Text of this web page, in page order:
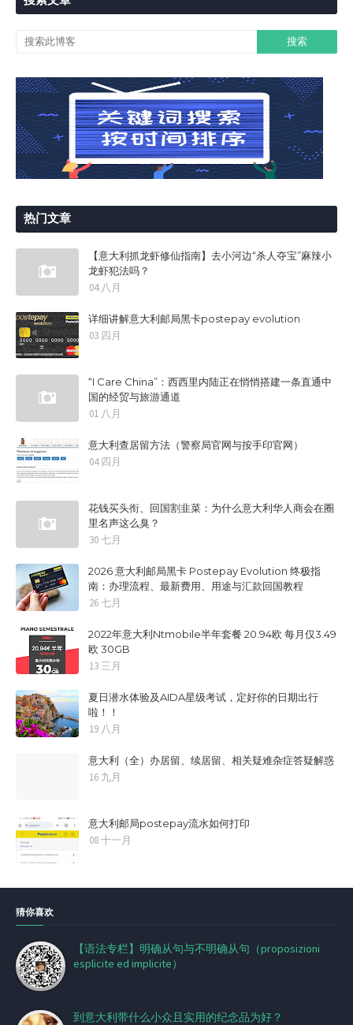
热门文章
【意大利抓龙虾修仙指南】去小河边“杀人夺宝”麻辣小
龙虾犯法吗？
04 八月
详细讲解意大利邮局黑卡postepay evolution
03 四月
“I Care China”：西西里内陆正在悄悄搭建一条直通中
国的经贸与旅游通道
01 八月
意大利查居留方法（警察局官网与按手印官网）
04 四月
花钱买头衔、回国割韭菜：为什么意大利华人商会在圈
里名声这么臭？
30 七月
2026 意大利邮局黑卡 Postepay Evolution 终极指
南：办理流程、最新费用、用途与汇款回国教程
26 七月
2022年意大利Ntmobile半年套餐 20.94欧 每月仅3.49
欧 30GB
13 三月
夏日潜水体验及AIDA星级考试，定好你的日期出行
啦！！
19 八月
意大利（全）办居留、续居留、相关疑难杂症答疑解惑
16 九月
意大利邮局postepay流水如何打印
08 十一月
猜你喜欢
【语法专栏】明确从句与不明确从句（proposizioni
esplicite ed implicite）
到意大利带什么小众且实用的纪念品为好？